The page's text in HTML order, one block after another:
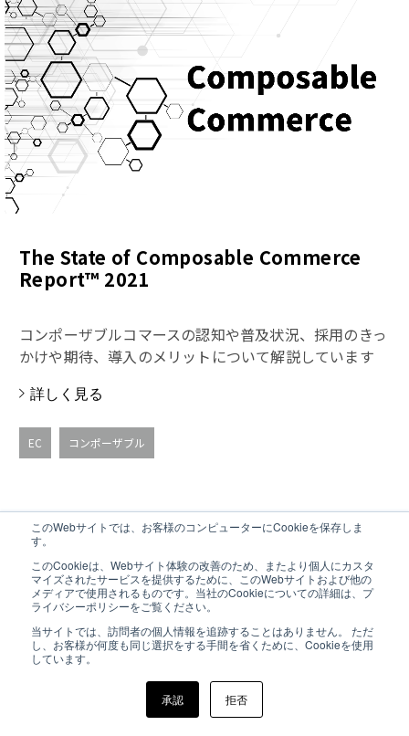
このWebサイトでは、お客様のコンピューターにCookieを保存しま
す。
このCookieは、Webサイト体験の改善のため、またより個人にカスタ
マイズされたサービスを提供するために、このWebサイトおよび他の
メディアで使用されるものです。当社のCookieについての詳細は、プ
ライバシーポリシーをご覧ください。
当サイトでは、訪問者の個人情報を追跡することはありません。 ただ
し、お客様が何度も同じ選択をする手間を省くために、Cookieを使用
しています。
承認 拒否
The State of Composable Commerce
Report™ 2021
コンポーザブルコマースの認知や普及状況、採用のきっ
かけや期待、導入のメリットについて解説しています
詳しく見る
EC コンポーザブル